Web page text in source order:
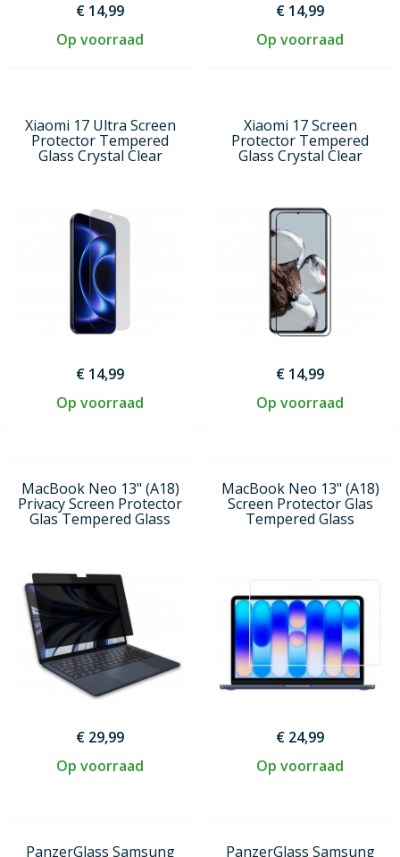
€ 14,99
Op voorraad
€ 14,99
Op voorraad
Xiaomi 17 Ultra Screen
Protector Tempered
Glass Crystal Clear
€ 14,99
Op voorraad
Xiaomi 17 Screen
Protector Tempered
Glass Crystal Clear
€ 14,99
Op voorraad
MacBook Neo 13" (A18)
Privacy Screen Protector
Glas Tempered Glass
€ 29,99
Op voorraad
MacBook Neo 13" (A18)
Screen Protector Glas
Tempered Glass
€ 24,99
Op voorraad
PanzerGlass Samsung PanzerGlass Samsung